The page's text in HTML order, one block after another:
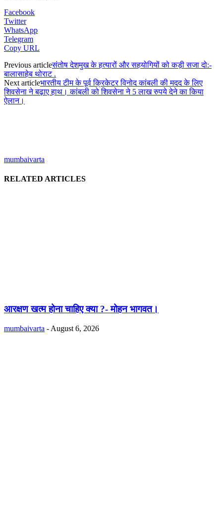
Facebook
Twitter
WhatsApp
Telegram
Copy URL
Previous articleसंतोष देशमुख के हत्यारों और सहयोगियों को कड़ी सजा दो:-
बालासाहेब थोराट .
Next articleभारतीय टीम के पूर्व क्रिकेटर विनोद कांबली की मदद के लिए
शिवसेना ने बढ़ाए हाथ। कांबली को शिवसेना ने 5 लाख रुपये देने का किया
ऐलान।
mumbaivarta
RELATED ARTICLES
आरक्षण खत्म होना चाहिए क्या ?- मोहन भागवत।
mumbaivarta - August 6, 2026